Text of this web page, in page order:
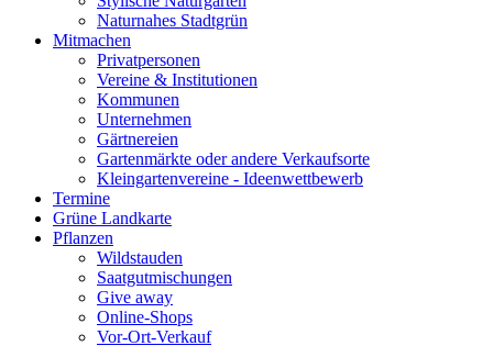
Naturnahes Stadtgrün
Mitmachen
Privatpersonen
Vereine & Institutionen
Kommunen
Unternehmen
Gärtnereien
Gartenmärkte oder andere Verkaufsorte
Kleingartenvereine - Ideenwettbewerb
Termine
Grüne Landkarte
Pflanzen
Wildstauden
Saatgutmischungen
Give away
Online-Shops
Vor-Ort-Verkauf